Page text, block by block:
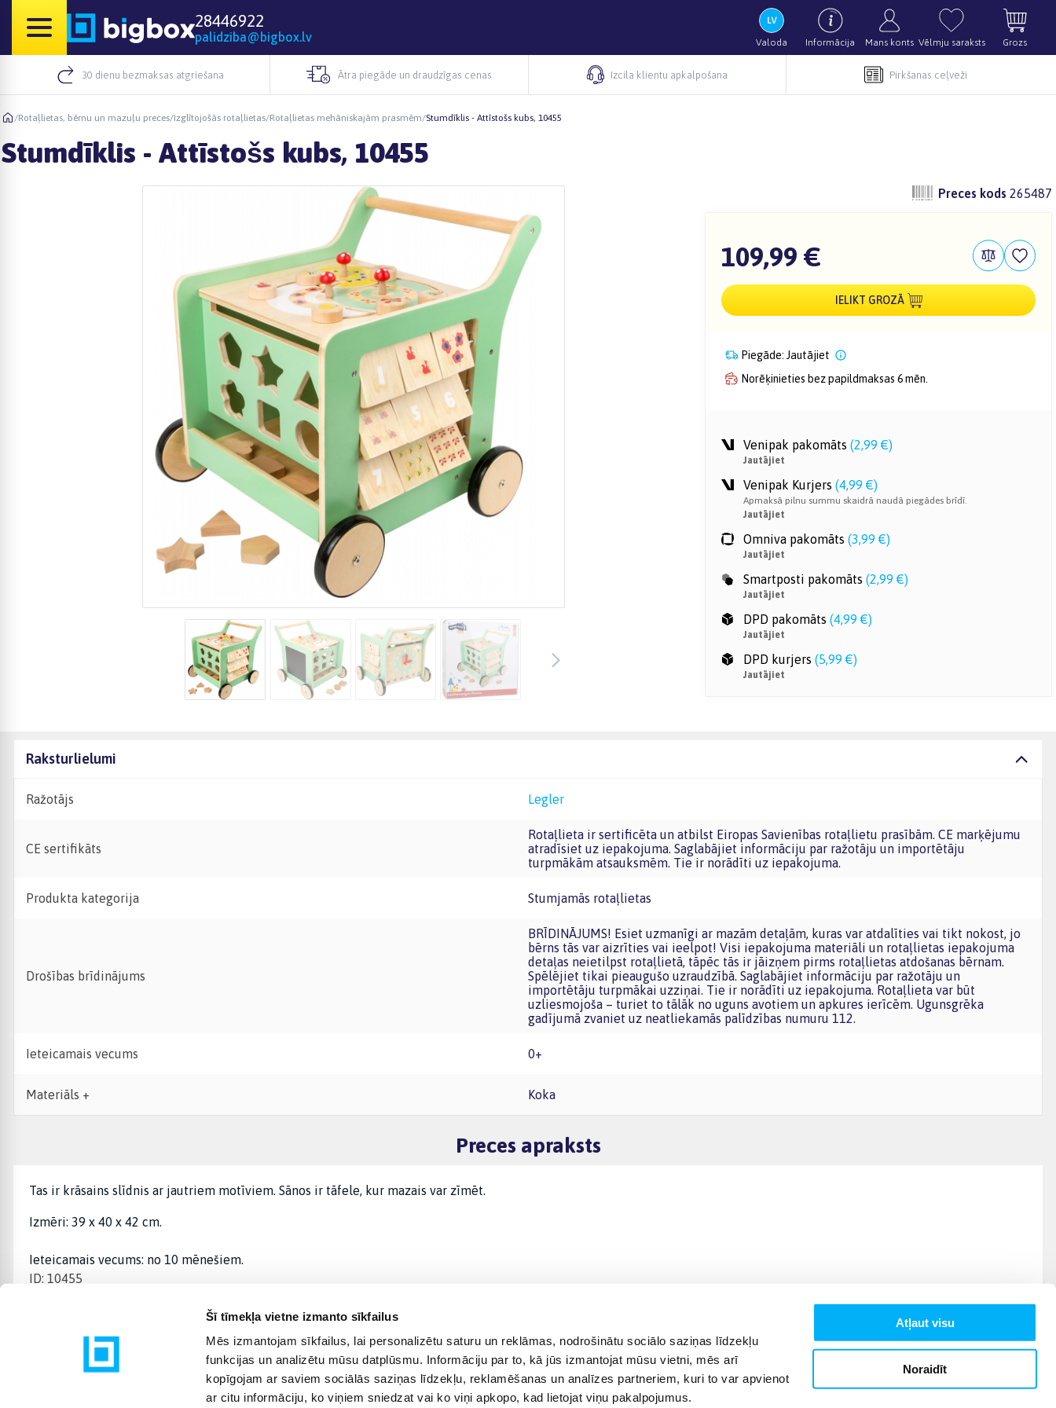
Šī tīmekļa vietne izmanto sīkfailus
Mēs izmantojam sīkfailus, lai personalizētu saturu un reklāmas, nodrošinātu sociālo saziņas līdzekļu
funkcijas un analizētu mūsu datplūsmu. Informāciju par to, kā jūs izmantojat mūsu vietni, mēs arī
kopīgojam ar saviem sociālās saziņas līdzekļu, reklamēšanas un analīzes partneriem, kuri to var apvienot
ar citu informāciju, ko viņiem sniedzat vai ko viņi apkopo, kad lietojat viņu pakalpojumus.
Atļaut visu
Noraidīt
28446922
palidziba@bigbox.lv Valoda Informācija Mans konts Vēlmju saraksts Grozs
30 dienu bezmaksas atgriešana Ātra piegāde un draudzīgas cenas Izcila klientu apkalpošana Pirkšanas ceļveži
/Rotaļlietas, bērnu un mazuļu preces/Izglītojošās rotaļlietas/Rotaļlietas mehāniskajām prasmēm/Stumdīklis - Attīstošs kubs, 10455
Stumdīklis - Attīstošs kubs, 10455
Preces kods 265487
109,99 €
IELIKT GROZĀ
Piegāde: Jautājiet
Norēķinieties bez papildmaksas 6 mēn.
Venipak pakomāts (2,99 €)
Jautājiet
Venipak Kurjers (4,99 €)
Apmaksā pilnu summu skaidrā naudā piegādes brīdī.
Jautājiet
Omniva pakomāts (3,99 €)
Jautājiet
Smartposti pakomāts (2,99 €)
Jautājiet
DPD pakomāts (4,99 €)
Jautājiet
DPD kurjers (5,99 €)
Jautājiet
Raksturlielumi
Ražotājs Legler
CE sertifikāts
Rotaļlieta ir sertificēta un atbilst Eiropas Savienības rotaļlietu prasībām. CE marķējumu
atradīsiet uz iepakojuma. Saglabājiet informāciju par ražotāju un importētāju
turpmākām atsauksmēm. Tie ir norādīti uz iepakojuma.
Produkta kategorija Stumjamās rotaļlietas
Drošības brīdinājums
BRĪDINĀJUMS! Esiet uzmanīgi ar mazām detaļām, kuras var atdalīties vai tikt nokost, jo
bērns tās var aizrīties vai ieelpot! Visi iepakojuma materiāli un rotaļlietas iepakojuma
detaļas neietilpst rotaļlietā, tāpēc tās ir jāizņem pirms rotaļlietas atdošanas bērnam.
Spēlējiet tikai pieaugušo uzraudzībā. Saglabājiet informāciju par ražotāju un
importētāju turpmākai uzziņai. Tie ir norādīti uz iepakojuma. Rotaļlieta var būt
uzliesmojoša – turiet to tālāk no uguns avotiem un apkures ierīcēm. Ugunsgrēka
gadījumā zvaniet uz neatliekamās palīdzības numuru 112.
Ieteicamais vecums 0+
Materiāls + Koka
Preces apraksts
Tas ir krāsains slīdnis ar jautriem motīviem. Sānos ir tāfele, kur mazais var zīmēt.
Izmēri: 39 x 40 x 42 cm.
Ieteicamais vecums: no 10 mēnešiem.
ID: 10455